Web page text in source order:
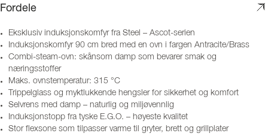
Fordele
Eksklusiv induksjonskomfyr fra Steel – Ascot-serien
Induksjonskomfyr 90 cm bred med en ovn i fargen Antracite/Brass
Combi-steam-ovn: skånsom damp som bevarer smak og
næringsstoffer
Maks. ovnstemperatur: 315 °C
Trippelglass og myktlukkende hengsler for sikkerhet og komfort
Selvrens med damp – naturlig og miljøvennlig
Induksjonstopp fra tyske E.G.O. – høyeste kvalitet
Stor flexsone som tilpasser varme til gryter, brett og grillplater